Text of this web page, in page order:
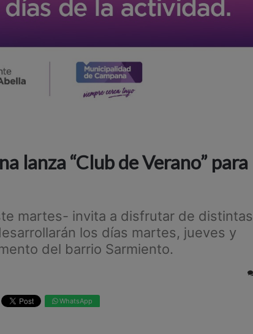
lanza “Club de Verano” para
martes- invita a disfrutar de distintas
los días martes, jueves y
del barrio Sarmiento.
WhatsApp